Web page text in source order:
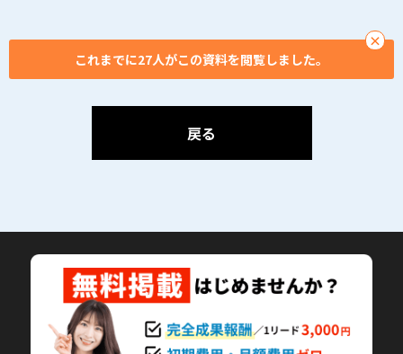
×
これまでに27人がこの資料を閲覧しました。
戻る